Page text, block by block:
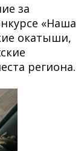
за
«Наша
окатыши,
региона.